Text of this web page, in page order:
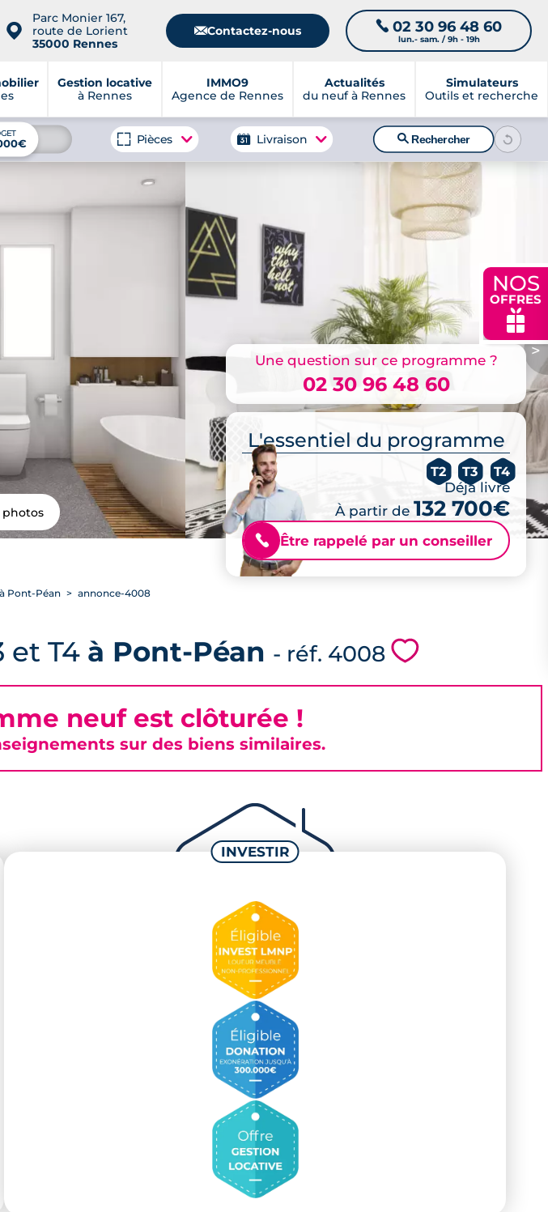
📍
Parc Monier 167,
route de Lorient
35000 Rennes
📧Contactez-nous 📞 02 30 96 48 60
lun.- sam. / 9h - 19h
Gestion locative
à Rennes
IMMO9
Agence de Rennes
Actualités
du neuf à Rennes
Simulateurs
Outils et recherche
NOS
OFFRES
🎁
Pièces Livraison 🔍Rechercher
>
photos
Une question sur ce programme ?
02 30 96 48 60
L'essentiel du programme
T2 T3 T4
Déjà livré
À partir de 132 700€
📞 Être rappelé par un conseiller
Pont-Péan annonce-4008
et T4 à Pont-Péan - réf. 4008 💗
neuf est clôturée !
sur des biens similaires.